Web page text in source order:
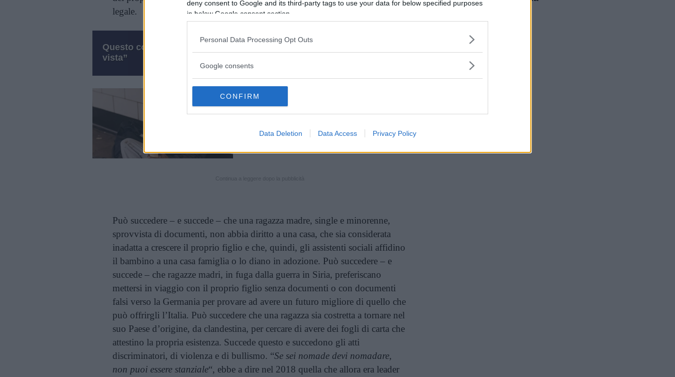
deny consent to Google and its third-party tags to use your data for below specified purposes
in below Google consent section.
Personal Data Processing Opt Outs
Google consents
CONFIRM
Data Deletion Data Access Privacy Policy
legale.
Questo contenuto fa parte della rubrica “Camera con
vista”
LEGGI TUTTO
Vi raccomandiamo...
Apolide, cosa significa essere una
"persona senza Stato"
Può succedere – e succede – che una ragazza madre, single e minorenne,
sprovvista di documenti, non abbia diritto a una casa, che sia considerata
inadatta a crescere il proprio figlio e che, quindi, gli assistenti sociali affidino
il bambino a una casa famiglia o lo diano in adozione. Può succedere – e
succede – che ragazze madri, in fuga dalla guerra in Siria, preferiscano
mettersi in viaggio con il proprio figlio senza documenti o con documenti
falsi verso la Germania per provare ad avere un futuro migliore di quello che
può offrirgli l’Italia. Può succedere che una ragazza sia costretta a tornare nel
suo Paese d’origine, da clandestina, per cercare di avere dei fogli di carta che
attestino la propria esistenza. Succede questo e succedono gli atti
discriminatori, di violenza e di bullismo. “Se sei nomade devi nomadare,
non puoi essere stanziale“, ebbe a dire nel 2018 quella che allora era leader
linea la guerra